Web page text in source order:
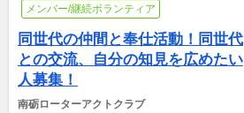
メンバー/継続ボランティア
同世代の仲間と奉仕活動！同世代
との交流、自分の知見を広めたい
人募集！
南砺ローターアクトクラブ